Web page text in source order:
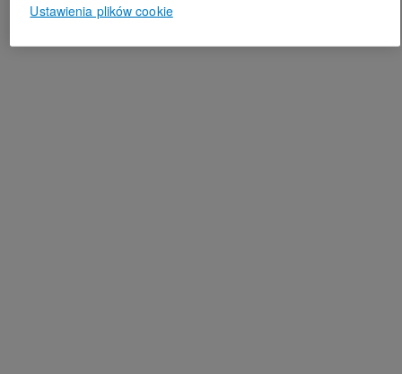
Ustawienia plików cookie